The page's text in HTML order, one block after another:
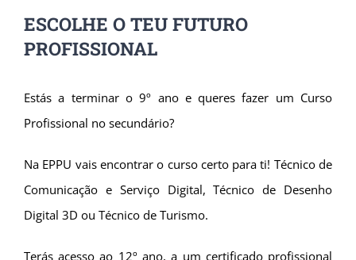
ESCOLHE O TEU FUTURO
PROFISSIONAL
Estás a terminar o 9º ano e queres fazer um Curso
Profissional no secundário?
Na EPPU vais encontrar o curso certo para ti! Técnico de
Comunicação e Serviço Digital, Técnico de Desenho
Digital 3D ou Técnico de Turismo.
Terás acesso ao 12º ano, a um certificado profissional